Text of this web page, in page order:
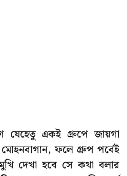
যেহেতু একই গ্রুপে জায়গা
ফলে গ্রুপ পর্বেই
দেখা হবে সে কথা বলার